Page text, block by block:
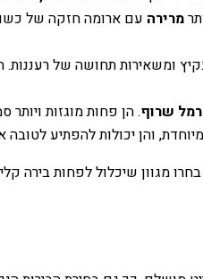
מרירה עם ארומה חזקה של כשות.
ומשאירות תחושה של רעננות.
שרוף. הן פחות מוגזות ויותר
והן יכולות להפתיע
מגוון שיכלול לפחות בירה